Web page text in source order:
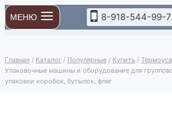
Перейти
к
содержимому
МЕНЮ 8-918-544-99-
Главная / Каталог / Популярные / Купить /
Упаковочные машины и оборудование для
упаковки коробок, бутылок, фляг